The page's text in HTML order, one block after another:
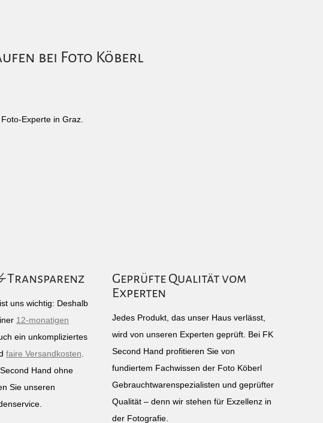
bei Foto Köberl
Experte in Graz.
Transparenz
uns wichtig: Deshalb
12-monatigen
ein unkompliziertes
faire Versandkosten
Hand ohne
Sie unseren
Geprüfte Qualität vom
Experten
Jedes Produkt, das unser Haus verlässt,
wird von unseren Experten geprüft. Bei FK
Second Hand profitieren Sie von
fundiertem Fachwissen der Foto Köberl
Gebrauchtwarenspezialisten und geprüfter
Qualität – denn wir stehen für Exzellenz in
der Fotografie.